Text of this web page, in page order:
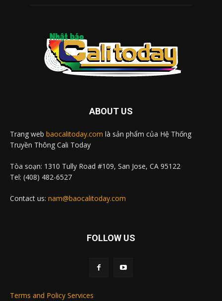
ABOUT US
Trang web baocalitoday.com là sản phẩm của Hệ Thống
Truyền Thông Cali Today
Tòa soạn: 1310 Tully Road #109, San Jose, CA 95122
Tel: (408) 482-6527
Contact us: nam@baocalitoday.com
FOLLOW US
Terms and Policy Services